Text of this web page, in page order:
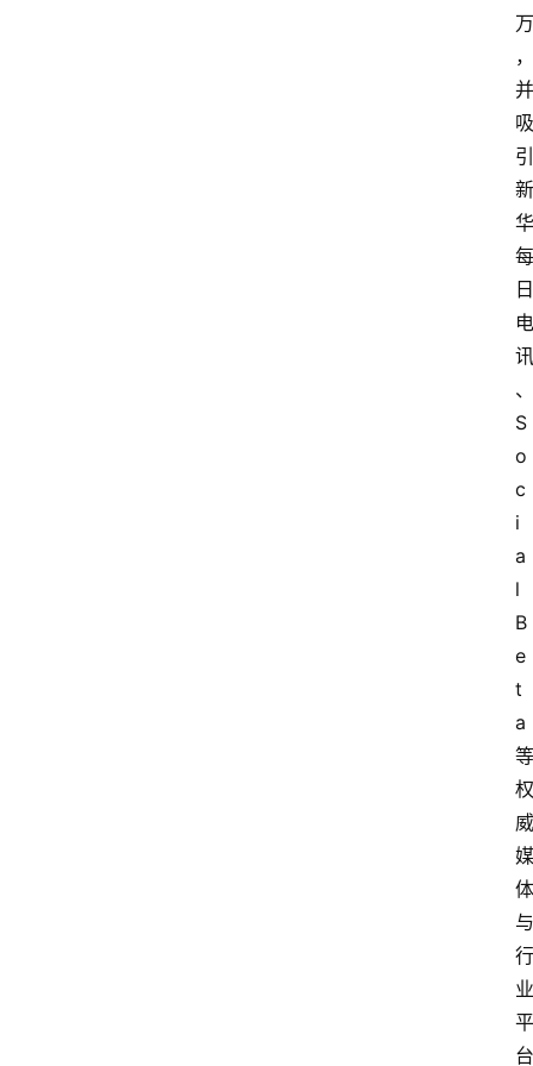
万
，
并
吸
引
新
华
每
日
电
讯
、
S
o
c
i
a
l
B
e
t
a
等
权
威
媒
体
与
行
业
平
台